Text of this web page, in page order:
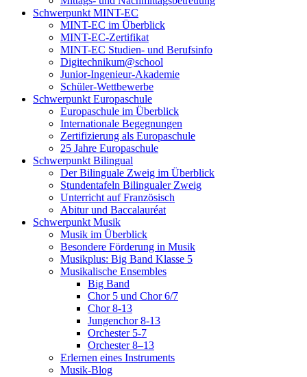
Schwerpunkt MINT-EC
MINT-EC im Überblick
MINT-EC-Zertifikat
MINT-EC Studien- und Berufsinfo
Digitechnikum­@school
Junior-Ingenieur-Akademie
Schüler-Wettbewerbe
Schwerpunkt Europaschule
Europaschule im Überblick
Internationale Begegnungen
Zertifizierung als Europaschule
25 Jahre Europaschule
Schwerpunkt Bilingual
Der Bilinguale Zweig im Überblick
Stundentafeln Bilingualer Zweig
Unterricht auf Französisch
Abitur und Baccalauréat
Schwerpunkt Musik
Musik im Überblick
Besondere Förderung in Musik
Musikplus: Big Band Klasse 5
Musikalische Ensembles
Big Band
Chor 5 und Chor 6/7
Chor 8-13
Jungenchor 8-13
Orchester 5-7
Orchester 8–13
Erlernen eines Instruments
Musik-Blog